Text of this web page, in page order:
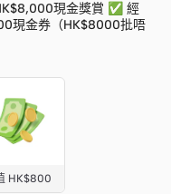
現金獎賞 ✅ 經
現金券（HK$8000批唔
HK$800